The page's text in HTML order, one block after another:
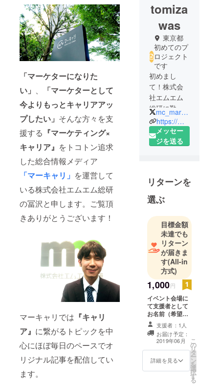
「マーケターになりた
い」
「マーケターとして
今よりもっとキャリアアッ
プしたい」 そんな方々を支
援する 『マーケティング×
キャリア』 をトコトン追求
した総合情報メディア
「マーキャリ」 を運営して
いる株式会社エムエム総研
の冨沢と申します。ご覧頂
きありがとうございます！
マーキャリでは 『キャリ
ア』 に繋がるトピックを中
心にほぼ毎日のペースでオ
リジナル記事を配信してい
ます。
tomiza
was
東京都
初めてのプ
ロジェクト
です
初めまし
て！株式会
社エムエム
総研に勤め
ている冨沢
と申しま
す。
いうオフラ
インイベン
トの運営に
携わってい
ます。
この度のプ
ロジェクト
『ミルク
ラ』を通し
て多くのパ
ラレルワー
クに興味が
ある方、
マーケティ
ングに従事
が人脈を広
mc_marcari
https://mar-cari.jp/
メッセー
ジを送る
リターンを
選ぶ
目標金額
未達でも
リターン
が届きま
す(All-in
方式)
1,000円
イベント会場に
て支援者として
お名前（希望の
場合は会社名
も）を掲載させ
て頂きます。
（プロジェク
ターによるスク
リーン表示） ※
支援者：1人
お届け予定：
2019年06月
詳細を見る
こ
の
リ
タ
ー
ン
を
選
択
す
る